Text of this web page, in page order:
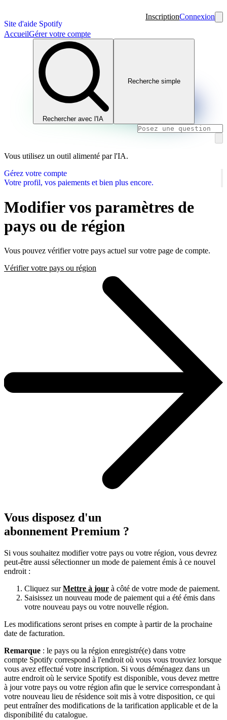
Site d'aide Spotify
InscriptionConnexion
AccueilGérer votre compte
Rechercher avec l'IA
Recherche simple
Vous utilisez un outil alimenté par l'IA.
Gérez votre compte
Votre profil, vos paiements et bien plus encore.
Modifier vos paramètres de
pays ou de région
Vous pouvez vérifier votre pays actuel sur votre page de compte.
Vérifier votre pays ou région
Vous disposez d'un
abonnement Premium ?
Si vous souhaitez modifier votre pays ou votre région, vous devrez
peut-être aussi sélectionner un mode de paiement émis à ce nouvel
endroit :
Cliquez surMettre à jour à côté de votre mode de paiement.
Saisissez un nouveau mode de paiement qui a été émis dans
votre nouveau pays ou votre nouvelle région.
Les modifications seront prises en compte à partir de la prochaine
date de facturation.
Remarque : le pays ou la région enregistré(e) dans votre
compte Spotify correspond à l'endroit où vous vous trouviez lorsque
vous avez effectué votre inscription. Si vous déménagez dans un
autre endroit où le service Spotify est disponible, vous devez mettre
à jour votre pays ou votre région afin que le service correspondant à
votre nouveau lieu de résidence soit mis à votre disposition, ce qui
peut entraîner des modifications de la tarification applicable et de la
disponibilité du catalogue.